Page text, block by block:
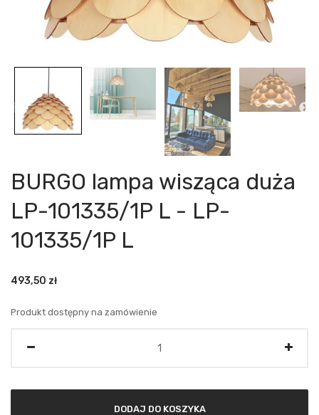
BURGO lampa wisząca duża
LP-101335/1P L - LP-
101335/1P L
493,50 zł
Produkt dostępny na zamówienie
DODAJ DO KOSZYKA